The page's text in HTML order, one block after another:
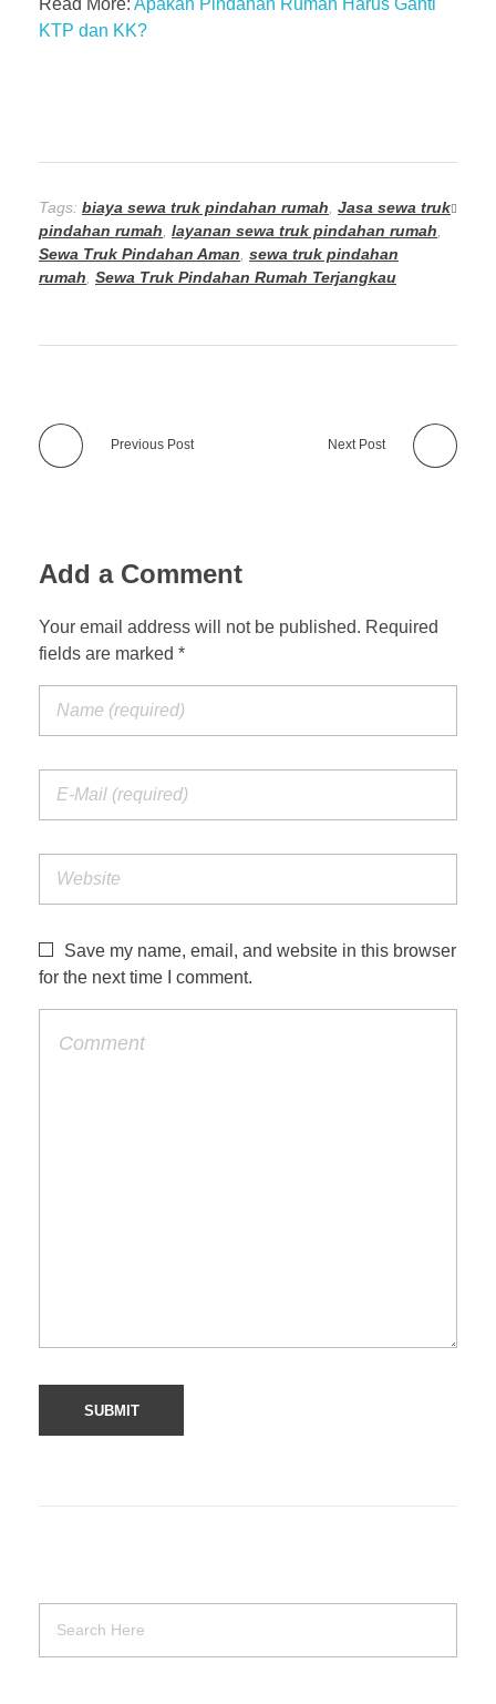
KTP dan KK?
Tags: biaya sewa truk pindahan rumah Jasa sewa truk
pindahan rumah layanan sewa truk pindahan rumah
Sewa Truk Pindahan Aman sewa truk pindahan
rumah Sewa Truk Pindahan Rumah Terjangkau
Previous Post Next Post
Add a Comment
Your email address will not be published. Required
fields are marked *
Save my name, email, and website in this browser
for the next time I comment.